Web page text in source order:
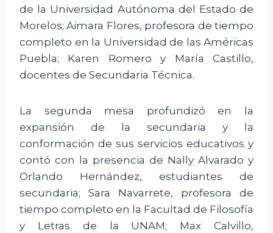
de la Universidad Autónoma del Estado de
Morelos; Aimara Flores, profesora de tiempo
completo en la Universidad de las Américas
Puebla; Karen Romero y María Castillo,
docentes de Secundaria Técnica.
La segunda mesa profundizó en la
expansión de la secundaria y la
conformación de sus servicios educativos y
contó con la presencia de Nally Alvarado y
Orlando Hernández, estudiantes de
secundaria; Sara Navarrete, profesora de
tiempo completo en la Facultad de Filosofía
y Letras de la UNAM; Max Calvillo,